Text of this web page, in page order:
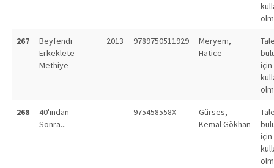
267
Beyfendi
Erkeklete
Methiye
2013 9789750511929
Meryem,
Hatice
için
268
40'ından
Sonra...
975458558X
Gürses,
Kemal Gökhan
için